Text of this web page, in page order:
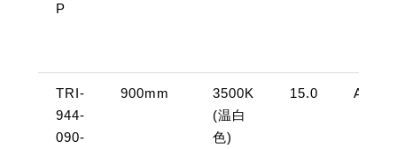
P
TRI-
944-
090-
900mm
3500K
(温白
色)
15.0